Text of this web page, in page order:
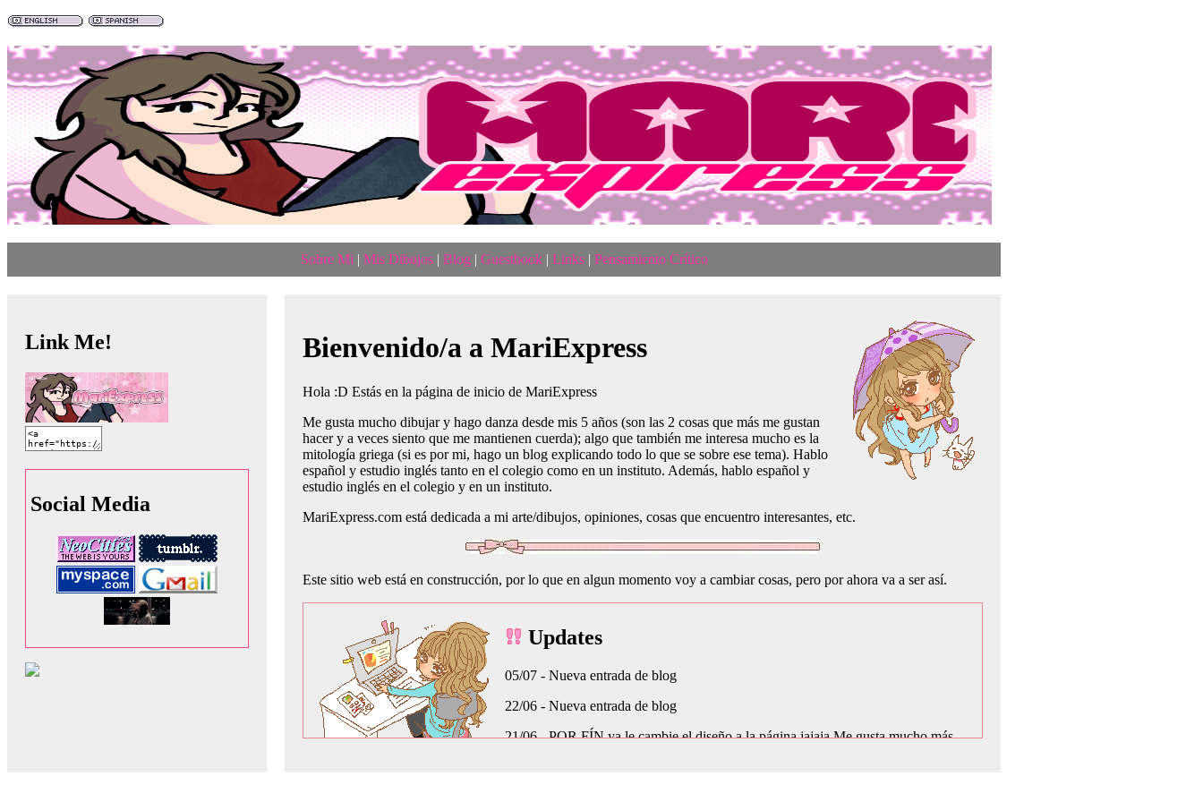
Sobre Mi | Mis Dibujos| Blog | Guestbook| Links| Pensamiento Crítico
Link Me!
Social Media
Bienvenido/a a MariExpress
Hola :D Estás en la página de inicio de MariExpress
Me gusta mucho dibujar y hago danza desde mis 5 años (son las 2 cosas que más me gustan
hacer y a veces siento que me mantienen cuerda); algo que también me interesa mucho es la
mitología griega (si es por mi, hago un blog explicando todo lo que se sobre ese tema). Hablo
español y estudio inglés tanto en el colegio como en un instituto. Además, hablo español y
estudio inglés en el colegio y en un instituto.
MariExpress.com está dedicada a mi arte/dibujos, opiniones, cosas que encuentro interesantes, etc.
Este sitio web está en construcción, por lo que en algun momento voy a cambiar cosas, pero por ahora va a ser así.
Updates
05/07 - Nueva entrada de blog
22/06 - Nueva entrada de blog
21/06 - POR FÍN ya le cambie el diseño a la página jajaja Me gusta mucho más